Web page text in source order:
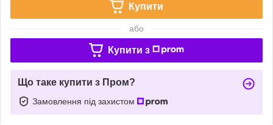
Купити
або
Купити з
Що таке купити з Пром?
Замовлення під захистом